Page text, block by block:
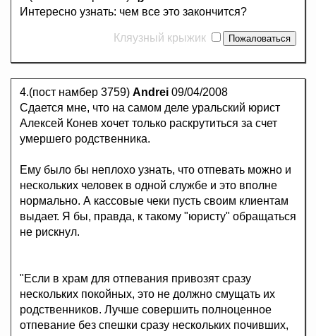
Интересно узнать: чем все это закончится?
Кляузный крыжик
4.(пост намбер 3759) Andrei 09/04/2008
Сдается мне, что на самом деле уральский юрист
Алексей Конев хочет только раскрутиться за счет
умершего родственника.
Ему было бы неплохо узнать, что отпевать можно и
нескольких человек в одной службе и это вполне
нормально. А кассовые чеки пусть своим клиентам
выдает. Я бы, правда, к такому "юристу" обращаться
не рискнул.
"Если в храм для отпевания привозят сразу
нескольких покойных, это не должно смущать их
родственников. Лучше совершить полноценное
отпевание без спешки сразу нескольких почивших,